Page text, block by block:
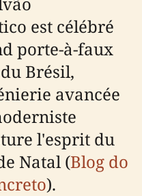
est célébré
porte-à-faux
Brésil,
avancée
l'esprit du
Natal (Blog do
).